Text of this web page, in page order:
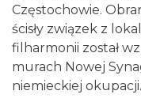
Częstochowie.
ścisły związek z
filharmonii został
murach Nowej
niemieckiej okupacji.